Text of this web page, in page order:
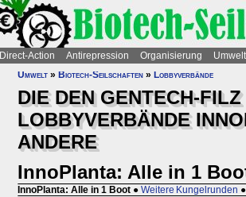
Direct-Action Antirepression Organisierung Umwelt
Umwelt » Biotech-Seilschaften » Lobbyverbände
DIE DEN GENTECH-
LOBBYVERBÄNDE
ANDERE
InnoPlanta: Alle in 1
InnoPlanta: Alle in 1 Boot ● Weitere Kungelrunden ●